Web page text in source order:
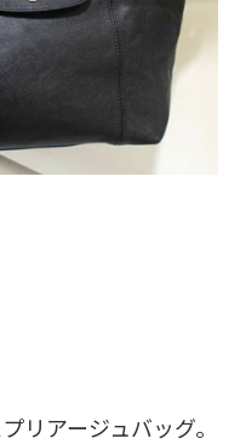
リアージュバッグ。